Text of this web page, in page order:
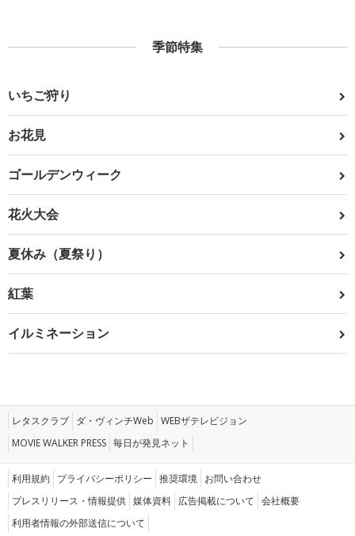
季節特集
いちご狩り
お花見
ゴールデンウィーク
花火大会
夏休み（夏祭り）
紅葉
イルミネーション
レタスクラブ ダ・ヴィンチWeb WEBザテレビジョン
MOVIE WALKER PRESS 毎日が発見ネット
利用規約 プライバシーポリシー 推奨環境 お問い合わせ
プレスリリース・情報提供 媒体資料 広告掲載について 会社概要
利用者情報の外部送信について